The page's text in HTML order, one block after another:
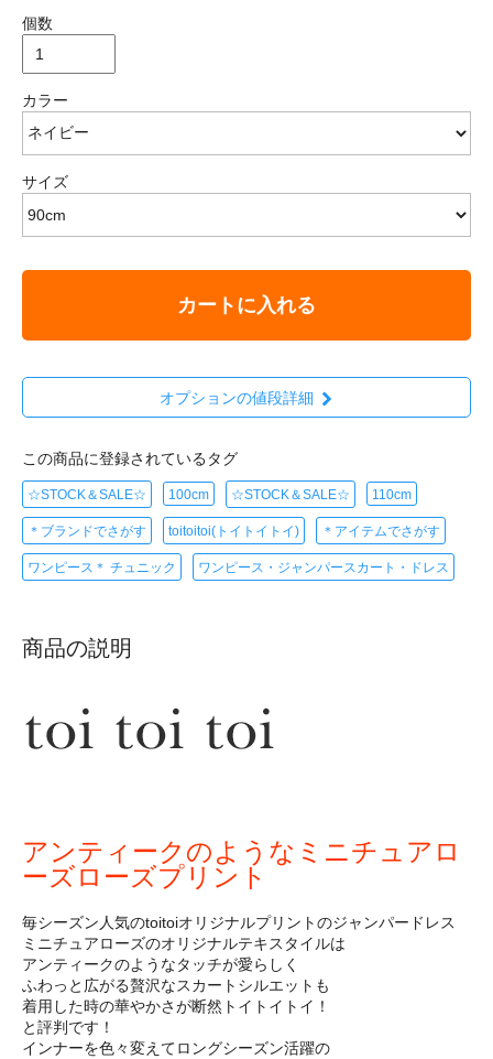
個数
カラー
サイズ
カートに入れる
オプションの値段詳細
この商品に登録されているタグ
☆STOCK＆SALE☆ 100cm ☆STOCK＆SALE☆ 110cm
＊ブランドでさがす toitoitoi(トイトイトイ) ＊アイテムでさがす
ワンピース＊ チュニック ワンピース・ジャンパースカート・ドレス
商品の説明
アンティークのようなミニチュアロ
ーズローズプリント
毎シーズン人気のtoitoiオリジナルプリントのジャンパードレス
ミニチュアローズのオリジナルテキスタイルは
アンティークのようなタッチが愛らしく
ふわっと広がる贅沢なスカートシルエットも
着用した時の華やかさが断然トイトイトイ！
と評判です！
インナーを色々変えてロングシーズン活躍の